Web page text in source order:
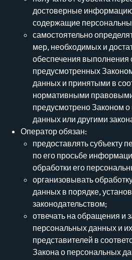
достоверные
содержащие
самостоятельно
мер, необходимых и
обеспечения выполнения
предусмотренных
данных и принятыми в
нормативными
предусмотрено Законом
данных или другими
Оператор обязан:
предоставлять субъекту
по его просьбе
обработки его
организовывать
данных в порядке,
законодательством;
отвечать на обращения и
персональных данных и
представителей в
Закона о персональных